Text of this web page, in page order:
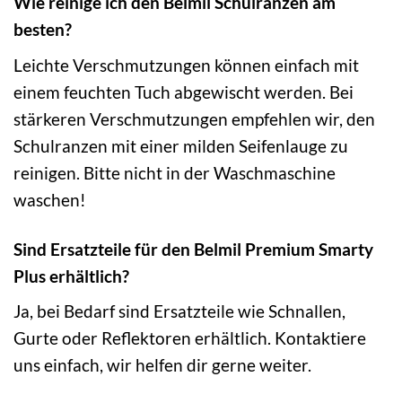
besten?
Leichte Verschmutzungen können einfach mit
einem feuchten Tuch abgewischt werden. Bei
stärkeren Verschmutzungen empfehlen wir, den
Schulranzen mit einer milden Seifenlauge zu
reinigen. Bitte nicht in der Waschmaschine
waschen!
Sind Ersatzteile für den Belmil Premium Smarty
Plus erhältlich?
Ja, bei Bedarf sind Ersatzteile wie Schnallen,
Gurte oder Reflektoren erhältlich. Kontaktiere
uns einfach, wir helfen dir gerne weiter.